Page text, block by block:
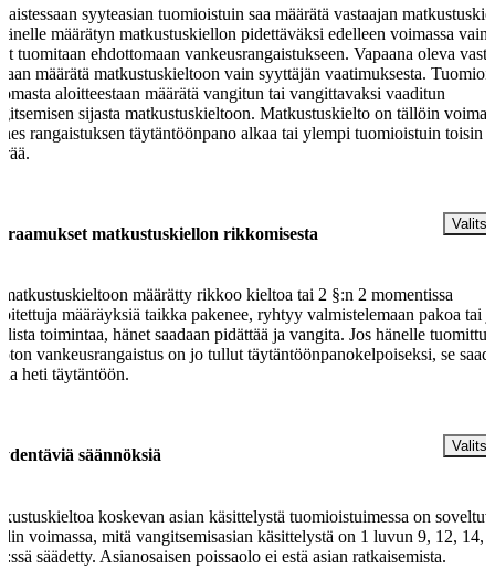
syyteasian tuomioistuin saa määrätä vastaajan
määrätyn matkustuskiellon pidettäväksi edelleen voimassa
tuomitaan ehdottomaan vankeusrangaistukseen. Vapaana oleva
määrätä matkustuskieltoon vain syyttäjän vaatimuksesta.
omasta aloitteestaan määrätä vangitun tai vangittavaksi vaaditun
sijasta matkustuskieltoon. Matkustuskielto on tällöin
rangaistuksen täytäntöönpano alkaa tai ylempi tuomioistuin toisin
matkustuskiellon rikkomisesta
matkustuskieltoon määrätty rikkoo kieltoa tai 2 §:n 2 momentissa
määräyksiä taikka pakenee, ryhtyy valmistelemaan pakoa tai
toimintaa, hänet saadaan pidättää ja vangita. Jos hänelle tuomittu
vankeusrangaistus on jo tullut täytäntöönpanokelpoiseksi, se
heti täytäntöön.
säännöksiä
koskevan asian käsittelystä tuomioistuimessa on
voimassa, mitä vangitsemisasian käsittelystä on 1 luvun 9, 12, 14,
säädetty. Asianosaisen poissaolo ei estä asian ratkaisemista.